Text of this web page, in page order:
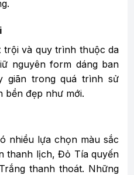
và quy trình thuộc da
nguyên form dáng ban
giãn trong quá trình sử
bền đẹp như mới.
nhiều lựa chọn màu sắc
thanh lịch, Đỏ Tía quyến
thanh thoát. Những